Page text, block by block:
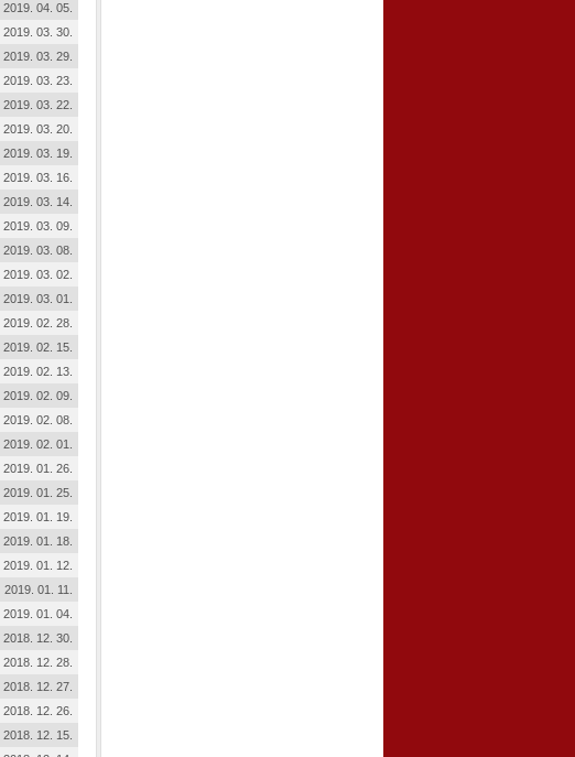
2019. 04. 05.
2019. 03. 30.
2019. 03. 29.
2019. 03. 23.
2019. 03. 22.
2019. 03. 20.
2019. 03. 19.
2019. 03. 16.
2019. 03. 14.
2019. 03. 09.
2019. 03. 08.
2019. 03. 02.
2019. 03. 01.
2019. 02. 28.
2019. 02. 15.
2019. 02. 13.
2019. 02. 09.
2019. 02. 08.
2019. 02. 01.
2019. 01. 26.
2019. 01. 25.
2019. 01. 19.
2019. 01. 18.
2019. 01. 12.
2019. 01. 11.
2019. 01. 04.
2018. 12. 30.
2018. 12. 28.
2018. 12. 27.
2018. 12. 26.
2018. 12. 15.